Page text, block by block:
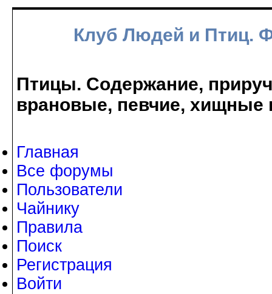
Клуб Людей и Птиц.
Птицы. Содержание,
врановые, певчие, хищные
Главная
Все форумы
Пользователи
Чайнику
Правила
Поиск
Регистрация
Войти